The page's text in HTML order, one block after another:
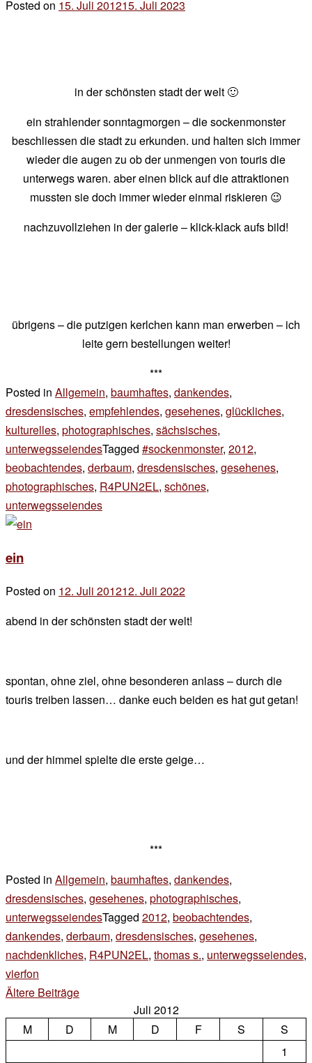
Posted on 15. Juli 201215. Juli 2023
in der schönsten stadt der welt 🙂
ein strahlender sonntagmorgen – die sockenmonster
beschliessen die stadt zu erkunden. und halten sich immer
wieder die augen zu ob der unmengen von touris die
unterwegs waren. aber einen blick auf die attraktionen
mussten sie doch immer wieder einmal riskieren 😉
nachzuvollziehen in der galerie – klick-klack aufs bild!
übrigens – die putzigen kerlchen kann man erwerben – ich
leite gern bestellungen weiter!
***
Posted in Allgemein, baumhaftes, dankendes,
dresdensisches, empfehlendes, gesehenes, glückliches,
kulturelles, photographisches, sächsisches,
unterwegsseiendesTagged #sockenmonster, 2012,
beobachtendes, derbaum, dresdensisches, gesehenes,
photographisches, R4PUN2EL, schönes,
unterwegsseiendes
ein
Posted on 12. Juli 201212. Juli 2022
chef
abend in der schönsten stadt der welt!
spontan, ohne ziel, ohne besonderen anlass – durch die
touris treiben lassen… danke euch beiden es hat gut getan!
und der himmel spielte die erste geige…
***
Posted in Allgemein, baumhaftes, dankendes,
dresdensisches, gesehenes, photographisches,
unterwegsseiendesTagged 2012, beobachtendes,
dankendes, derbaum, dresdensisches, gesehenes,
nachdenkliches, R4PUN2EL, thomas s., unterwegsseiendes,
vierfon
zu
Beitragsnavigation
Ältere Beiträge
Juli 2012
M
D M D F S
S
1